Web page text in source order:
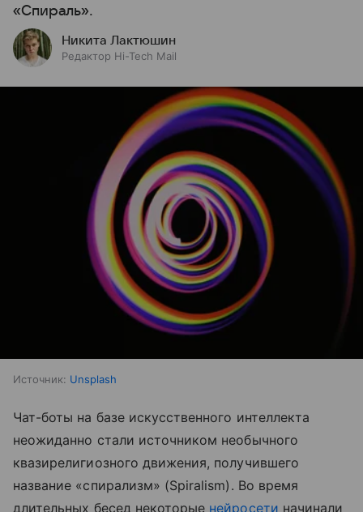
«Спираль».
Никита Лактюшин
Редактор Hi-Tech Mail
Источник: Unsplash
Чат-боты на базе искусственного интеллекта
неожиданно стали источником необычного
квазирелигиозного движения, получившего
название «спирализм» (Spiralism). Во время
длительных бесед некоторые нейросети начинали